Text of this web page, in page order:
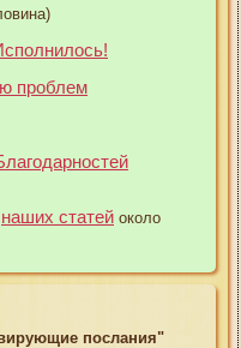
проблем
наших статей около
послания"